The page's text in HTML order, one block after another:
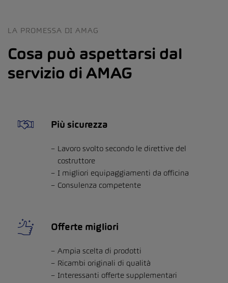
LA PROMESSA DI AMAG
Cosa può aspettarsi dal
servizio di AMAG
Più sicurezza
Lavoro svolto secondo le direttive del
costruttore
I migliori equipaggiamenti da officina
Consulenza competente
Offerte migliori
Ampia scelta di prodotti
Ricambi originali di qualità
Interessanti offerte supplementari